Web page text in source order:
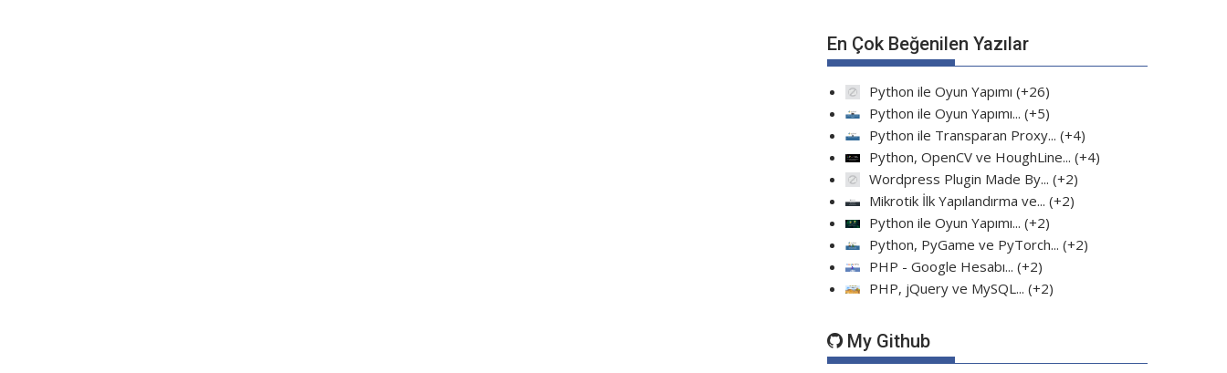
En Çok Beğenilen Yazılar
Python ile Oyun Yapımı +26
Python ile Oyun Yapımı... +5
Python ile Transparan Proxy... +4
Python, OpenCV ve HoughLine... +4
Wordpress Plugin Made By... +2
Mikrotik İlk Yapılandırma ve... +2
Python ile Oyun Yapımı... +2
Python, PyGame ve PyTorch... +2
PHP - Google Hesabı... +2
PHP, jQuery ve MySQL... +2
My Github